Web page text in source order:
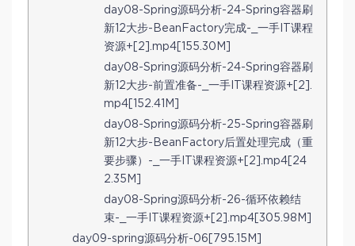
day08-Spring源码分析-24-Spring容器刷
新12大步-BeanFactory完成-_一手IT课程
资源+[2].mp4[155.30M]
day08-Spring源码分析-24-Spring容器刷
新12大步-前置准备-_一手IT课程资源+[2].
mp4[152.41M]
day08-Spring源码分析-25-Spring容器刷
新12大步-BeanFactory后置处理完成（重
要步骤）-_一手IT课程资源+[2].mp4[24
2.35M]
day08-Spring源码分析-26-循环依赖结
束-_一手IT课程资源+[2].mp4[305.98M]
day09-spring源码分析-06[795.15M]